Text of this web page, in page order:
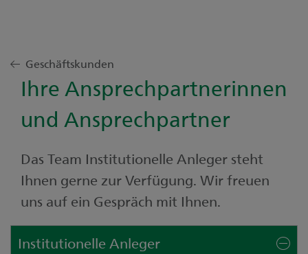
Geschäftskunden
Ihre Ansprechpartnerinnen
und Ansprechpartner
Das Team Institutionelle Anleger steht
Ihnen gerne zur Verfügung. Wir freuen
uns auf ein Gespräch mit Ihnen.
Institutionelle Anleger